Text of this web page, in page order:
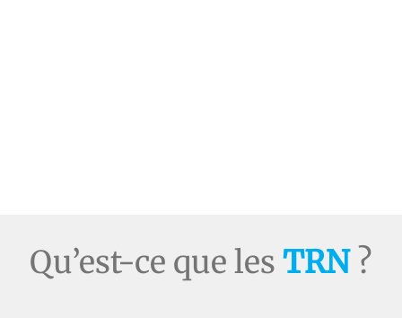
Qu’est-ce que les TRN?